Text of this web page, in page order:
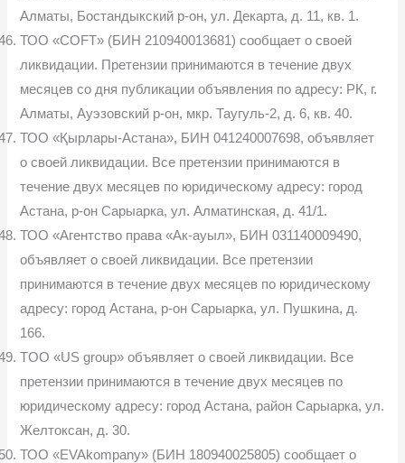
Алматы, Бостандыкский р-он, ул. Декарта, д. 11, кв. 1.
ТОО «COFT» (БИН 210940013681) сообщает о своей
ликвидации. Претензии принимаются в течение двух
месяцев со дня публикации объявления по адресу: РК, г.
Алматы, Ауэзовский р-он, мкр. Таугуль-2, д. 6, кв. 40.
ТОО «Қырлары-Астана», БИН 041240007698, объявляет
о своей ликвидации. Все претензии принимаются в
течение двух месяцев по юридическому адресу: город
Астана, р-он Сарыарка, ул. Алматинская, д. 41/1.
ТОО «Агентство права «Ак-ауыл», БИН 031140009490,
объявляет о своей ликвидации. Все претензии
принимаются в течение двух месяцев по юридическому
адресу: город Астана, р-он Сарыарка, ул. Пушкина, д.
166.
TOO «US group» объявляет о своей ликвидации. Все
претензии принимаются в течение двух месяцев по
юридическому адресу: город Астана, район Сарыарка, ул.
Желтоксан, д. 30.
ТОО «EVAkompany» (БИН 180940025805) сообщает о